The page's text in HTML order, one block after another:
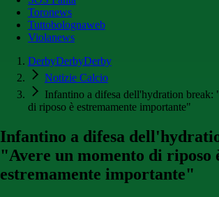
Toronews
Tuttobolognaweb
Violanews
DerbyDerbyDerby
Notizie Calcio
Infantino a difesa dell'hydration break:
di riposo è estremamente importante"
Infantino a difesa
"Avere un momento di riposo
estremamente importante"